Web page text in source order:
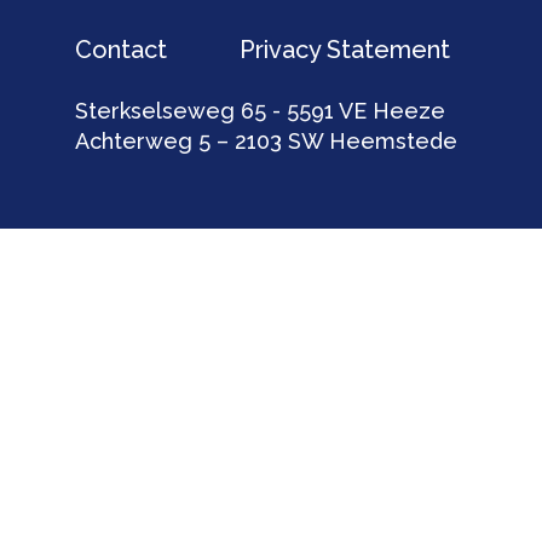
Contact Privacy Statement
Sterkselseweg 65 - 5591 VE Heeze
Achterweg 5 – 2103 SW Heemstede